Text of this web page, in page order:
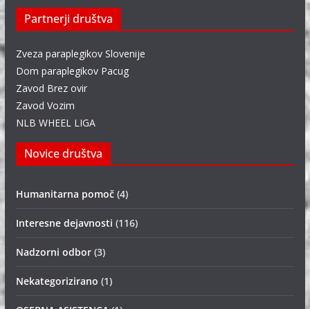
Partnerji društva
Zveza paraplegikov Slovenije
Dom paraplegikov Pacug
Zavod Brez ovir
Zavod Vozim
NLB WHEEL LIGA
Novice društva
Humanitarna pomoč(4)
Interesne dejavnosti (116)
Nadzorni odbor(3)
Nekategorizirano (1)